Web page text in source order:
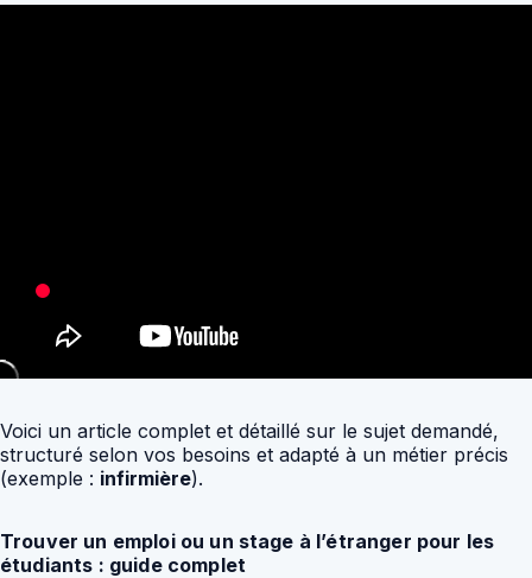
Voici un article complet et détaillé sur le sujet demandé,
structuré selon vos besoins et adapté à un métier précis
(exemple : infirmière).
Trouver un emploi ou un stage à l’étranger pour les
étudiants : guide complet